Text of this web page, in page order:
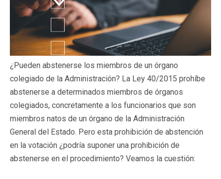
¿Pueden abstenerse los miembros de un órgano
colegiado de la Administración? La Ley 40/2015 prohíbe
abstenerse a determinados miembros de órganos
colegiados, concretamente a los funcionarios que son
miembros natos de un órgano de la Administración
General del Estado. Pero esta prohibición de abstención
en la votación ¿podría suponer una prohibición de
abstenerse en el procedimiento? Veamos la cuestión: